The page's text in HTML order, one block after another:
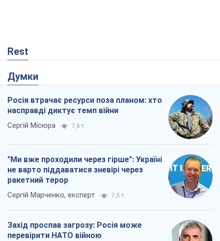
Rest
Думки
Росія втрачає ресурси поза планом: хто
насправді диктує темп війни
Сергій Місюра 7,6 т.
"Ми вже проходили через гірше": Україні
не варто піддаватися зневірі через
ракетний терор
Сергій Марченко, експерт 7,5 т.
Захід проспав загрозу: Росія може
перевірити НАТО війною